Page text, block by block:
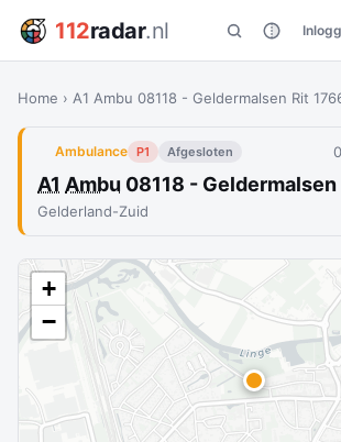
112radar.nl
Home › A1 Ambu 08118 - Geldermalsen Rit
Ambulance P1 Afgesloten
A1 Ambu 08118 - Geldermalsen
Gelderland-Zuid
+
−